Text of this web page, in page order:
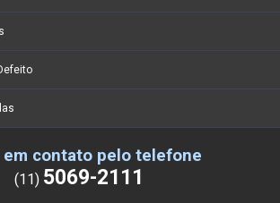
em contato pelo telefone
(11) 5069-2111